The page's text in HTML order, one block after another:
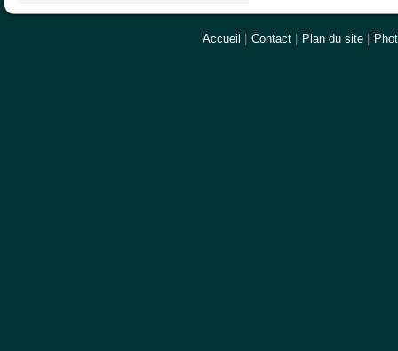
Accueil | Contact | Plan du site |